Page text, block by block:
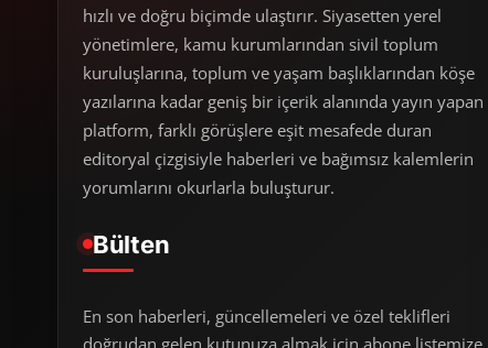
hızlı ve doğru biçimde ulaştırır. Siyasetten yerel
yönetimlere, kamu kurumlarından sivil toplum
kuruluşlarına, toplum ve yaşam başlıklarından köşe
yazılarına kadar geniş bir içerik alanında yayın yapan
platform, farklı görüşlere eşit mesafede duran
editoryal çizgisiyle haberleri ve bağımsız kalemlerin
yorumlarını okurlarla buluşturur.
Bülten
En son haberleri, güncellemeleri ve özel teklifleri
doğrudan gelen kutunuza almak için abone listemize